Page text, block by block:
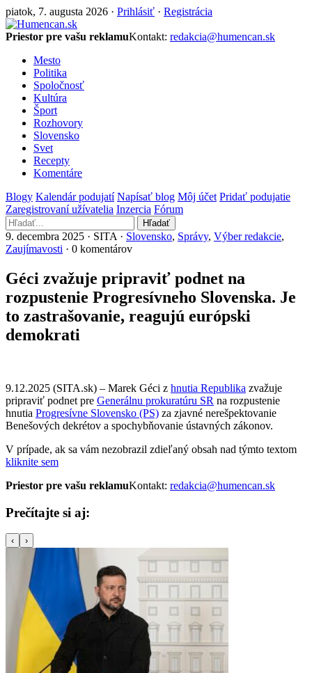
piatok, 7. augusta 2026 · Prihlásiť · Registrácia
Priestor pre vašu reklamuKontakt: redakcia@humencan.sk
Mesto
Politika
Spoločnosť
Kultúra
Šport
Rozhovory
Slovensko
Svet
Recepty
Komentáre
Blogy Kalendár podujatí Napísať blog Môj účet Pridať podujatie
Zaregistrovaní užívatelia Inzercia Fórum
Hľadať
9. decembra 2025 · SITA · Slovensko, Správy, Výber redakcie,
Zaujímavosti · 0 komentárov
Géci zvažuje pripraviť podnet na
rozpustenie Progresívneho Slovenska. Je
to zastrašovanie, reagujú európski
demokrati
9.12.2025 (SITA.sk) – Marek Géci z hnutia Republika zvažuje
pripraviť podnet pre Generálnu prokuratúru SR na rozpustenie
hnutia Progresívne Slovensko (PS) za zjavné nerešpektovanie
Benešových dekrétov a spochybňovanie ústavných zákonov.
V prípade, ak sa vám nezobrazil zdieľaný obsah nad týmto textom
kliknite sem
Priestor pre vašu reklamuKontakt: redakcia@humencan.sk
Prečítajte si aj:
‹ ›